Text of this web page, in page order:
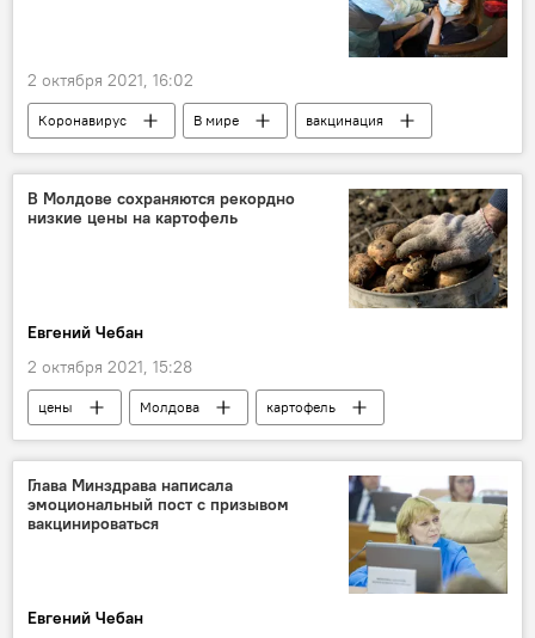
2 октября 2021, 16:02
Коронавирус В мире
вакцинация
Ревакцинация
В Молдове сохраняются рекордно
низкие цены на картофель
Евгений Чебан
2 октября 2021, 15:28
цены Молдова
картофель
Экономика
В Молдове
Глава Минздрава написала
эмоциональный пост с призывом
вакцинироваться
Евгений Чебан